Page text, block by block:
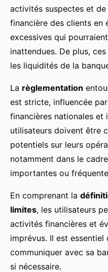
activités suspectes et
financière des clients en
excessives qui
inattendues. De plus,
les liquidités de la
La règlementation
est stricte, influencée
financières nationales et
utilisateurs doivent être
potentiels sur leurs
notamment dans le
importantes ou
En comprenant la
limites, les utilisateurs
activités financières et
imprévus. Il est essentiel
communiquer avec sa
si nécessaire.